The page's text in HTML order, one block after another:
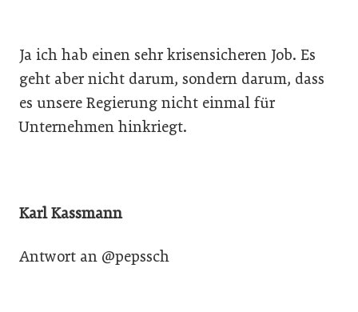
Ja ich hab einen sehr krisensicheren Job. Es
geht aber nicht darum, sondern darum, dass
es unsere Regierung nicht einmal für
Unternehmen hinkriegt.
Karl Kassmann
Antwort an @pepssch